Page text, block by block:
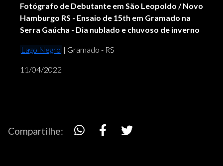
Fotógrafo de Debutante em São Leopoldo / Novo
Hamburgo RS - Ensaio de 15th em Gramado na
Serra Gaúcha - Dia nublado e chuvoso de inverno
Lago Negro | Gramado - RS
11/04/2022
Compartilhe: